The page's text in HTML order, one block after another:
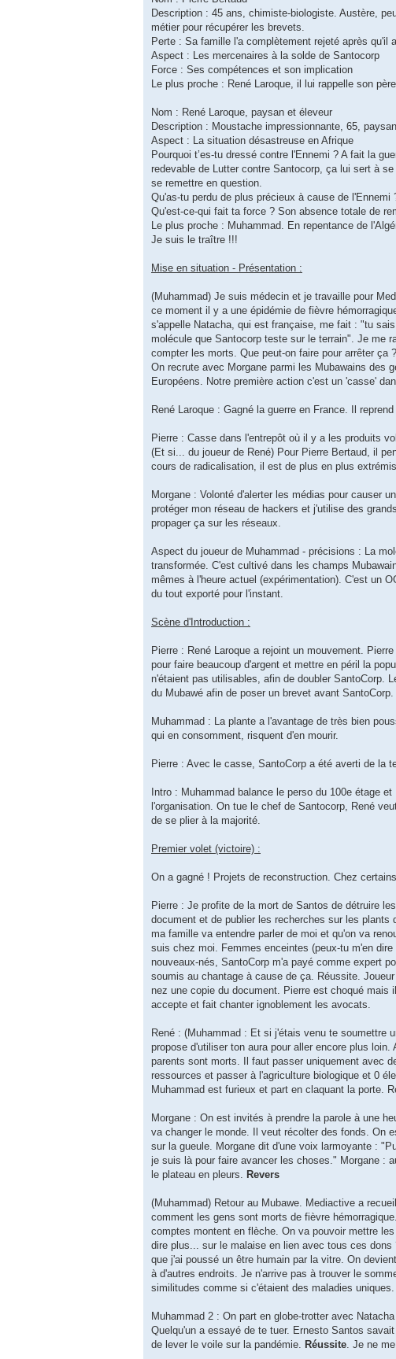
Description : 45 ans, chimiste-biologiste. Austère,
métier pour récupérer les brevets.
Perte : Sa famille l'a complètement rejeté après qu'il
Aspect : Les mercenaires à la solde de Santocorp
Force : Ses compétences et son implication
Le plus proche : René Laroque, il lui rappelle son père
Nom : René Laroque, paysan et éleveur
Description : Moustache impressionnante, 65,
Aspect : La situation désastreuse en Afrique
Pourquoi t’es-tu dressé contre l'Ennemi ? A fait la
redevable de Lutter contre Santocorp, ça lui sert à
se remettre en question.
Qu'as-tu perdu de plus précieux à cause de l'Ennemi
Qu'est-ce-qui fait ta force ? Son absence totale de
Le plus proche : Muhammad. En repentance de
Je suis le traître !!!
Mise en situation - Présentation :
(Muhammad) Je suis médecin et je travaille pour
ce moment il y a une épidémie de fièvre
s'appelle Natacha, qui est française, me fait : "tu
molécule que Santocorp teste sur le terrain". Je me
compter les morts. Que peut-on faire pour arrêter ça
On recrute avec Morgane parmi les Mubawains des
Européens. Notre première action c'est un 'casse'
René Laroque : Gagné la guerre en France. Il
Pierre : Casse dans l'entrepôt où il y a les produits
(Et si... du joueur de René) Pour Pierre Bertaud, il
cours de radicalisation, il est de plus en plus
Morgane : Volonté d'alerter les médias pour causer
protéger mon réseau de hackers et j'utilise des
propager ça sur les réseaux.
Aspect du joueur de Muhammad - précisions : La
transformée. C'est cultivé dans les champs
mêmes à l'heure actuel (expérimentation). C'est un
du tout exporté pour l'instant.
Scène d'Introduction :
Pierre : René Laroque a rejoint un mouvement.
pour faire beaucoup d'argent et mettre en péril la
n'étaient pas utilisables, afin de doubler SantoCorp.
du Mubawé afin de poser un brevet avant SantoCorp.
Muhammad : La plante a l'avantage de très bien
qui en consomment, risquent d'en mourir.
Pierre : Avec le casse, SantoCorp a été averti de la
Intro : Muhammad balance le perso du 100e étage
l'organisation. On tue le chef de Santocorp, René
de se plier à la majorité.
Premier volet (victoire) :
On a gagné ! Projets de reconstruction. Chez
Pierre : Je profite de la mort de Santos de détruire
document et de publier les recherches sur les
ma famille va entendre parler de moi et qu'on va
suis chez moi. Femmes enceintes (peux-tu m'en
nouveaux-nés, SantoCorp m'a payé comme expert
soumis au chantage à cause de ça. Réussite.
nez une copie du document. Pierre est choqué
accepte et fait chanter ignoblement les avocats.
René : (Muhammad : Et si j'étais venu te soumettre
propose d'utiliser ton aura pour aller encore plus
parents sont morts. Il faut passer uniquement avec
ressources et passer à l'agriculture biologique et 0
Muhammad est furieux et part en claquant la porte.
Morgane : On est invités à prendre la parole à une
va changer le monde. Il veut récolter des fonds. On
sur la gueule. Morgane dit d'une voix larmoyante :
je suis là pour faire avancer les choses." Morgane :
le plateau en pleurs. Revers
(Muhammad) Retour au Mubawe. Mediactive a
comment les gens sont morts de fièvre
comptes montent en flèche. On va pouvoir mettre
dire plus... sur le malaise en lien avec tous ces
que j'ai poussé un être humain par la vitre. On
à d'autres endroits. Je n'arrive pas à trouver le
similitudes comme si c'étaient des maladies
Muhammad 2 : On part en globe-trotter avec
Quelqu'un a essayé de te tuer. Ernesto Santos
de lever le voile sur la pandémie. Réussite. Je ne